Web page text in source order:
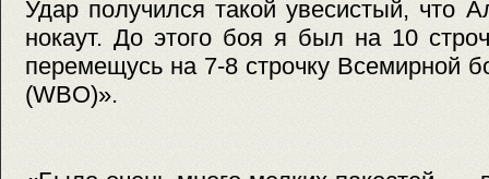
Удар получился такой увесистый, что
нокаут. До этого боя я был на 10
перемещусь на 7-8 строчку Всемирной
(WBO)».